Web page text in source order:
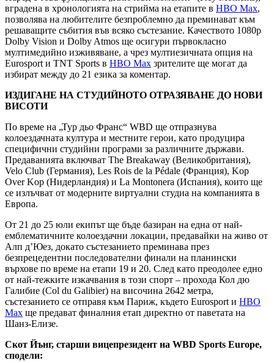
вградена в хронологията на стрийма на етапите в HBO Max,
позволява на любителите безпроблемно да преминават към
решаващите събития във всяко състезание. Качеството 1080p
Dolby Vision и Dolby Atmos ще осигури първокласно
мултимедийно изживяване, а чрез мултиезичната опция на
Eurosport и TNT Sports в HBO Max зрителите ще могат да
избират между до 21 езика за коментар.
ИЗДИГАНЕ НА СТУДИЙНОТО ОТРАЗЯВАНЕ ДО НОВИ
ВИСОТИ
По време на „Тур дьо Франс“ WBD ще отпразнува
колоездачната култура и местните герои, като продуцира
специфични студийни програми за различните държави.
Предаванията включват The Breakaway (Великобритания),
Velo Club (Германия), Les Rois de la Pédale (Франция), Kop
Over Kop (Нидерландия) и La Montonera (Испания), които ще
се излъчват от модерните виртуални студиа на компанията в
Европа.
От 21 до 25 юли екипът ще бъде базиран на една от най-
емблематичните колоездачни локации, предавайки на живо от
Алп д’Юез, докато състезанието преминава през
безпрецедентни последователни финали на планински
върхове по време на етапи 19 и 20. След като преодолее едно
от най-тежките изкачвания в този спорт – прохода Кол дю
Галибие (Col du Galibier) на височина 2642 метра,
състезанието се отправя към Париж, където Eurosport и HBO
Maх ще предават финалния етап директно от паветата на
Шанз-Елизе.
Скот Йънг, старши вицепрезидент на WBD Sports Europe,
сподели: